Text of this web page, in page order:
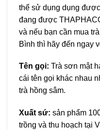
thể sử dụng dụng
đang được
và nếu bạn cần mua
Bình thì hãy đến ngay
Tên gọi: Trà sơn mật
cái tên gọi khác nhau
trà hồng sâm.
Xuất sứ: sản phẩm
trồng và thu hoạch tại